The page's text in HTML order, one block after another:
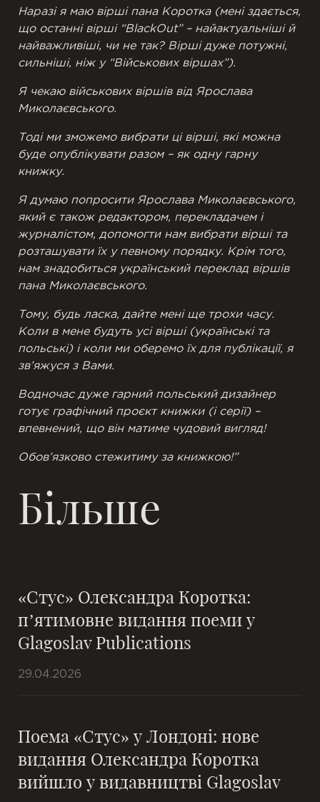
Наразі я маю вірші пана Коротка (мені здається,
що останні вірші “BlackOut” – найактуальніші й
найважливіші, чи не так? Вірші дуже потужні,
сильніші, ніж у “Військових віршах”).
Я чекаю військових віршів від Ярослава
Миколаєвського.
Тоді ми зможемо вибрати ці вірші, які можна
буде опублікувати разом – як одну гарну
книжку.
Я думаю попросити Ярослава Миколаєвського,
який є також редактором, перекладачем і
журналістом, допомогти нам вибрати вірші та
розташувати їх у певному порядку. Крім того,
нам знадобиться український переклад віршів
пана Миколаєвського.
Тому, будь ласка, дайте мені ще трохи часу.
Коли в мене будуть усі вірші (українські та
польські) і коли ми оберемо їх для публікації, я
зв’яжуся з Вами.
Водночас дуже гарний польський дизайнер
готує графічний проєкт книжки (і серії) –
впевнений, що він матиме чудовий вигляд!
Обов’язково стежитиму за книжкою!”
Більше
«Стус» Олександра Коротка:
п’ятимовне видання поеми у
Glagoslav Publications
29.04.2026
Поема «Стус» у Лондоні: нове
видання Олександра Коротка
вийшло у видавництві Glagoslav